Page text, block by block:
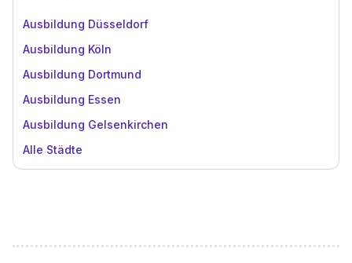
Ausbildung Düsseldorf
Ausbildung Köln
Ausbildung Dortmund
Ausbildung Essen
Ausbildung Gelsenkirchen
Alle Städte